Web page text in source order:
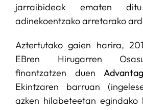
jarraibideak ematen
adinekoentzako arretarako
Aztertutako gaien harira,
EBren Hirugarren
finantzatzen duen
Ekintzaren barruan
azken hilabeteetan egindako